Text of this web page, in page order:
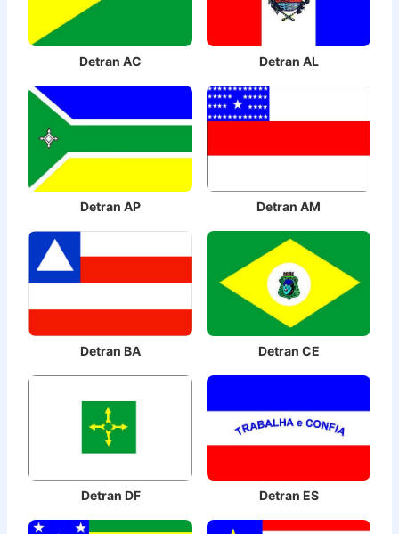
Detran AC Detran AL
Detran AP Detran AM
Detran BA Detran CE
Detran DF Detran ES